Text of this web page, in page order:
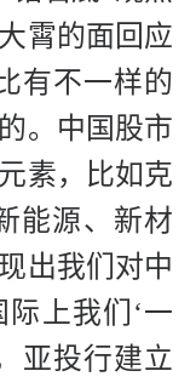
霄的面回应
有不一样的
。中国股市
素，比如克
能源、新材
出我们对中
上我们‘一
亚投行建立